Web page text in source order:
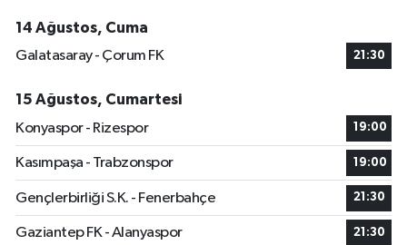
14 Ağustos, Cuma
Galatasaray - Çorum FK
21:30
15 Ağustos, Cumartesi
Konyaspor - Rizespor
19:00
Kasımpaşa - Trabzonspor 19:00
Gençlerbirliği S.K. - Fenerbahçe 21:30
Gaziantep FK - Alanyaspor 21:30